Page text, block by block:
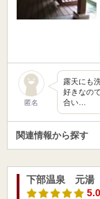
匿名
露天にも
好きなの
合い…
関連情報から探す
下部温泉 元湯